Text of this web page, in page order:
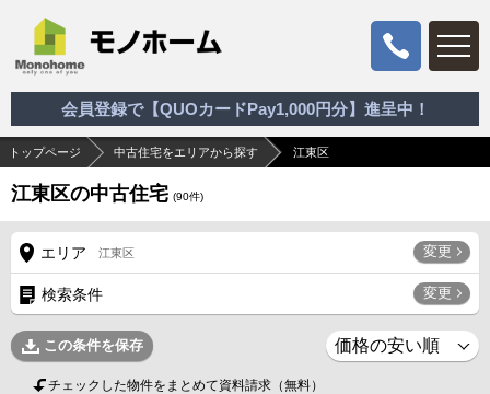
会員登録で【QUOカードPay1,000円分】進呈中！
トップページ 中古住宅をエリアから探す 江東区
江東区の中古住宅 (90件)
エリア 江東区 変更
検索条件 変更
この条件を保存
チェックした物件をまとめて資料請求（無料）